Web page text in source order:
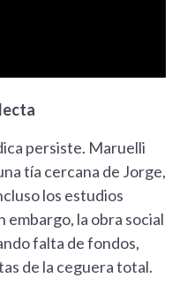
persiste. Maruelli
tía cercana de Jorge,
los estudios
embargo, la obra social
falta de fondos,
de la ceguera total.